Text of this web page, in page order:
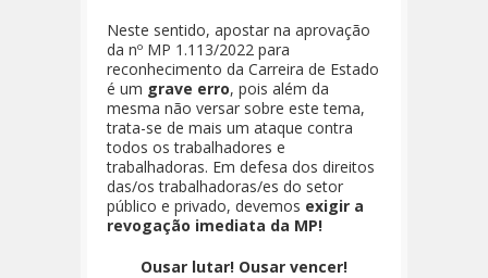
Neste sentido, apostar na aprovação
da nº MP 1.113/2022 para
reconhecimento da Carreira de Estado
é um grave erro, pois além da
mesma não versar sobre este tema,
trata-se de mais um ataque contra
todos os trabalhadores e
trabalhadoras. Em defesa dos direitos
das/os trabalhadoras/es do setor
público e privado, devemos exigir a
revogação imediata da MP!
Ousar lutar! Ousar vencer!